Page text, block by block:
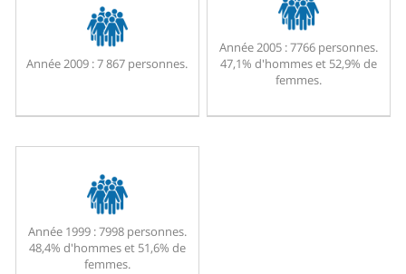
Année 2009 :7 867 personnes.
Année 2005 :7766 personnes.
47,1% d'hommes et 52,9% de
femmes.
Année 1999 :7998 personnes.
48,4% d'hommes et 51,6% de
femmes.